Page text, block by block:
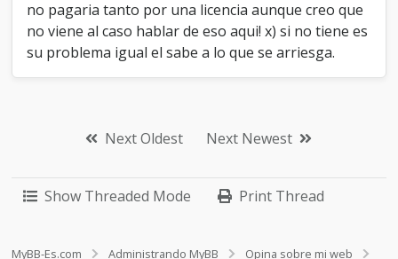
no pagaria tanto por una licencia aunque creo que
no viene al caso hablar de eso aqui! x) si no tiene es
su problema igual el sabe a lo que se arriesga.
Next Oldest Next Newest
Show Threaded Mode Print Thread
MyBB-Es.com Administrando MyBB Opina sobre mi web